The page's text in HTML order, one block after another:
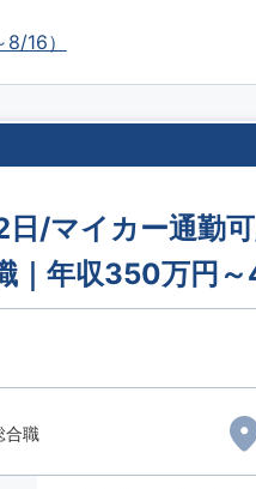
16）
日/マイカー通勤
｜年収350万円
合職